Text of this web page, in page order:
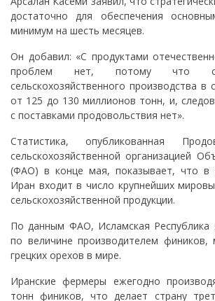
достаточно для обеспечения
минимум на шесть месяцев.
Он добавил: «С продуктами
проблем нет, потому что
сельскохозяйственного производства в
от 125 до 130 миллионов тонн, и,
с поставками продовольствия нет».
Статистика, опубликованная
сельскохозяйственной организацией
(ФАО) в конце мая, показывает, что в
Иран входит в число крупнейших
сельскохозяйственной продукции.
По данным ФАО, Исламская Республика
по величине производителем
грецких орехов в мире.
Иранские фермеры ежегодно
тонн фиников, что делает страну